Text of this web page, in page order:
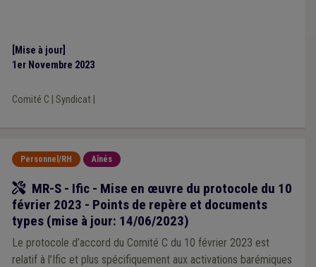
[Mise à jour]
1er Novembre 2023
Comité C Syndicat|
Personnel/RH Aînés
Outil
MR-S - Ific - Mise en œuvre du protocole du 10
février 2023 - Points de repère et documents
types (mise à jour: 14/06/2023)
Le protocole d’accord du Comité C du 10 février 2023 est
relatif à l’Ific et plus spécifiquement aux activations barémiques